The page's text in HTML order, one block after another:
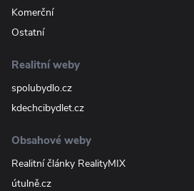
Komerční
Ostatní
Realitní weby
spolubydlo.cz
kdechcibydlet.cz
Obsahové weby
Realitní články RealityMIX
útulně.cz